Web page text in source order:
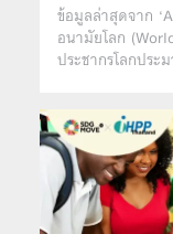
ข้อมูลล่าสุดจาก
อนามัยโลก
ประชากรโลกปร